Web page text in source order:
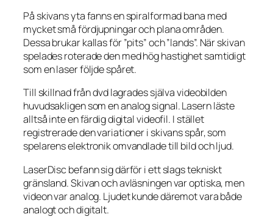
På skivans yta fanns en spiralformad bana med
mycket små fördjupningar och plana områden.
Dessa brukar kallas för ”pits” och ”lands”. När skivan
spelades roterade den med hög hastighet samtidigt
som en laser följde spåret.
Till skillnad från dvd lagrades själva videobilden
huvudsakligen som en analog signal. Lasern läste
alltså inte en färdig digital videofil. I stället
registrerade den variationer i skivans spår, som
spelarens elektronik omvandlade till bild och ljud.
LaserDisc befann sig därför i ett slags tekniskt
gränsland. Skivan och avläsningen var optiska, men
videon var analog. Ljudet kunde däremot vara både
analogt och digitalt.